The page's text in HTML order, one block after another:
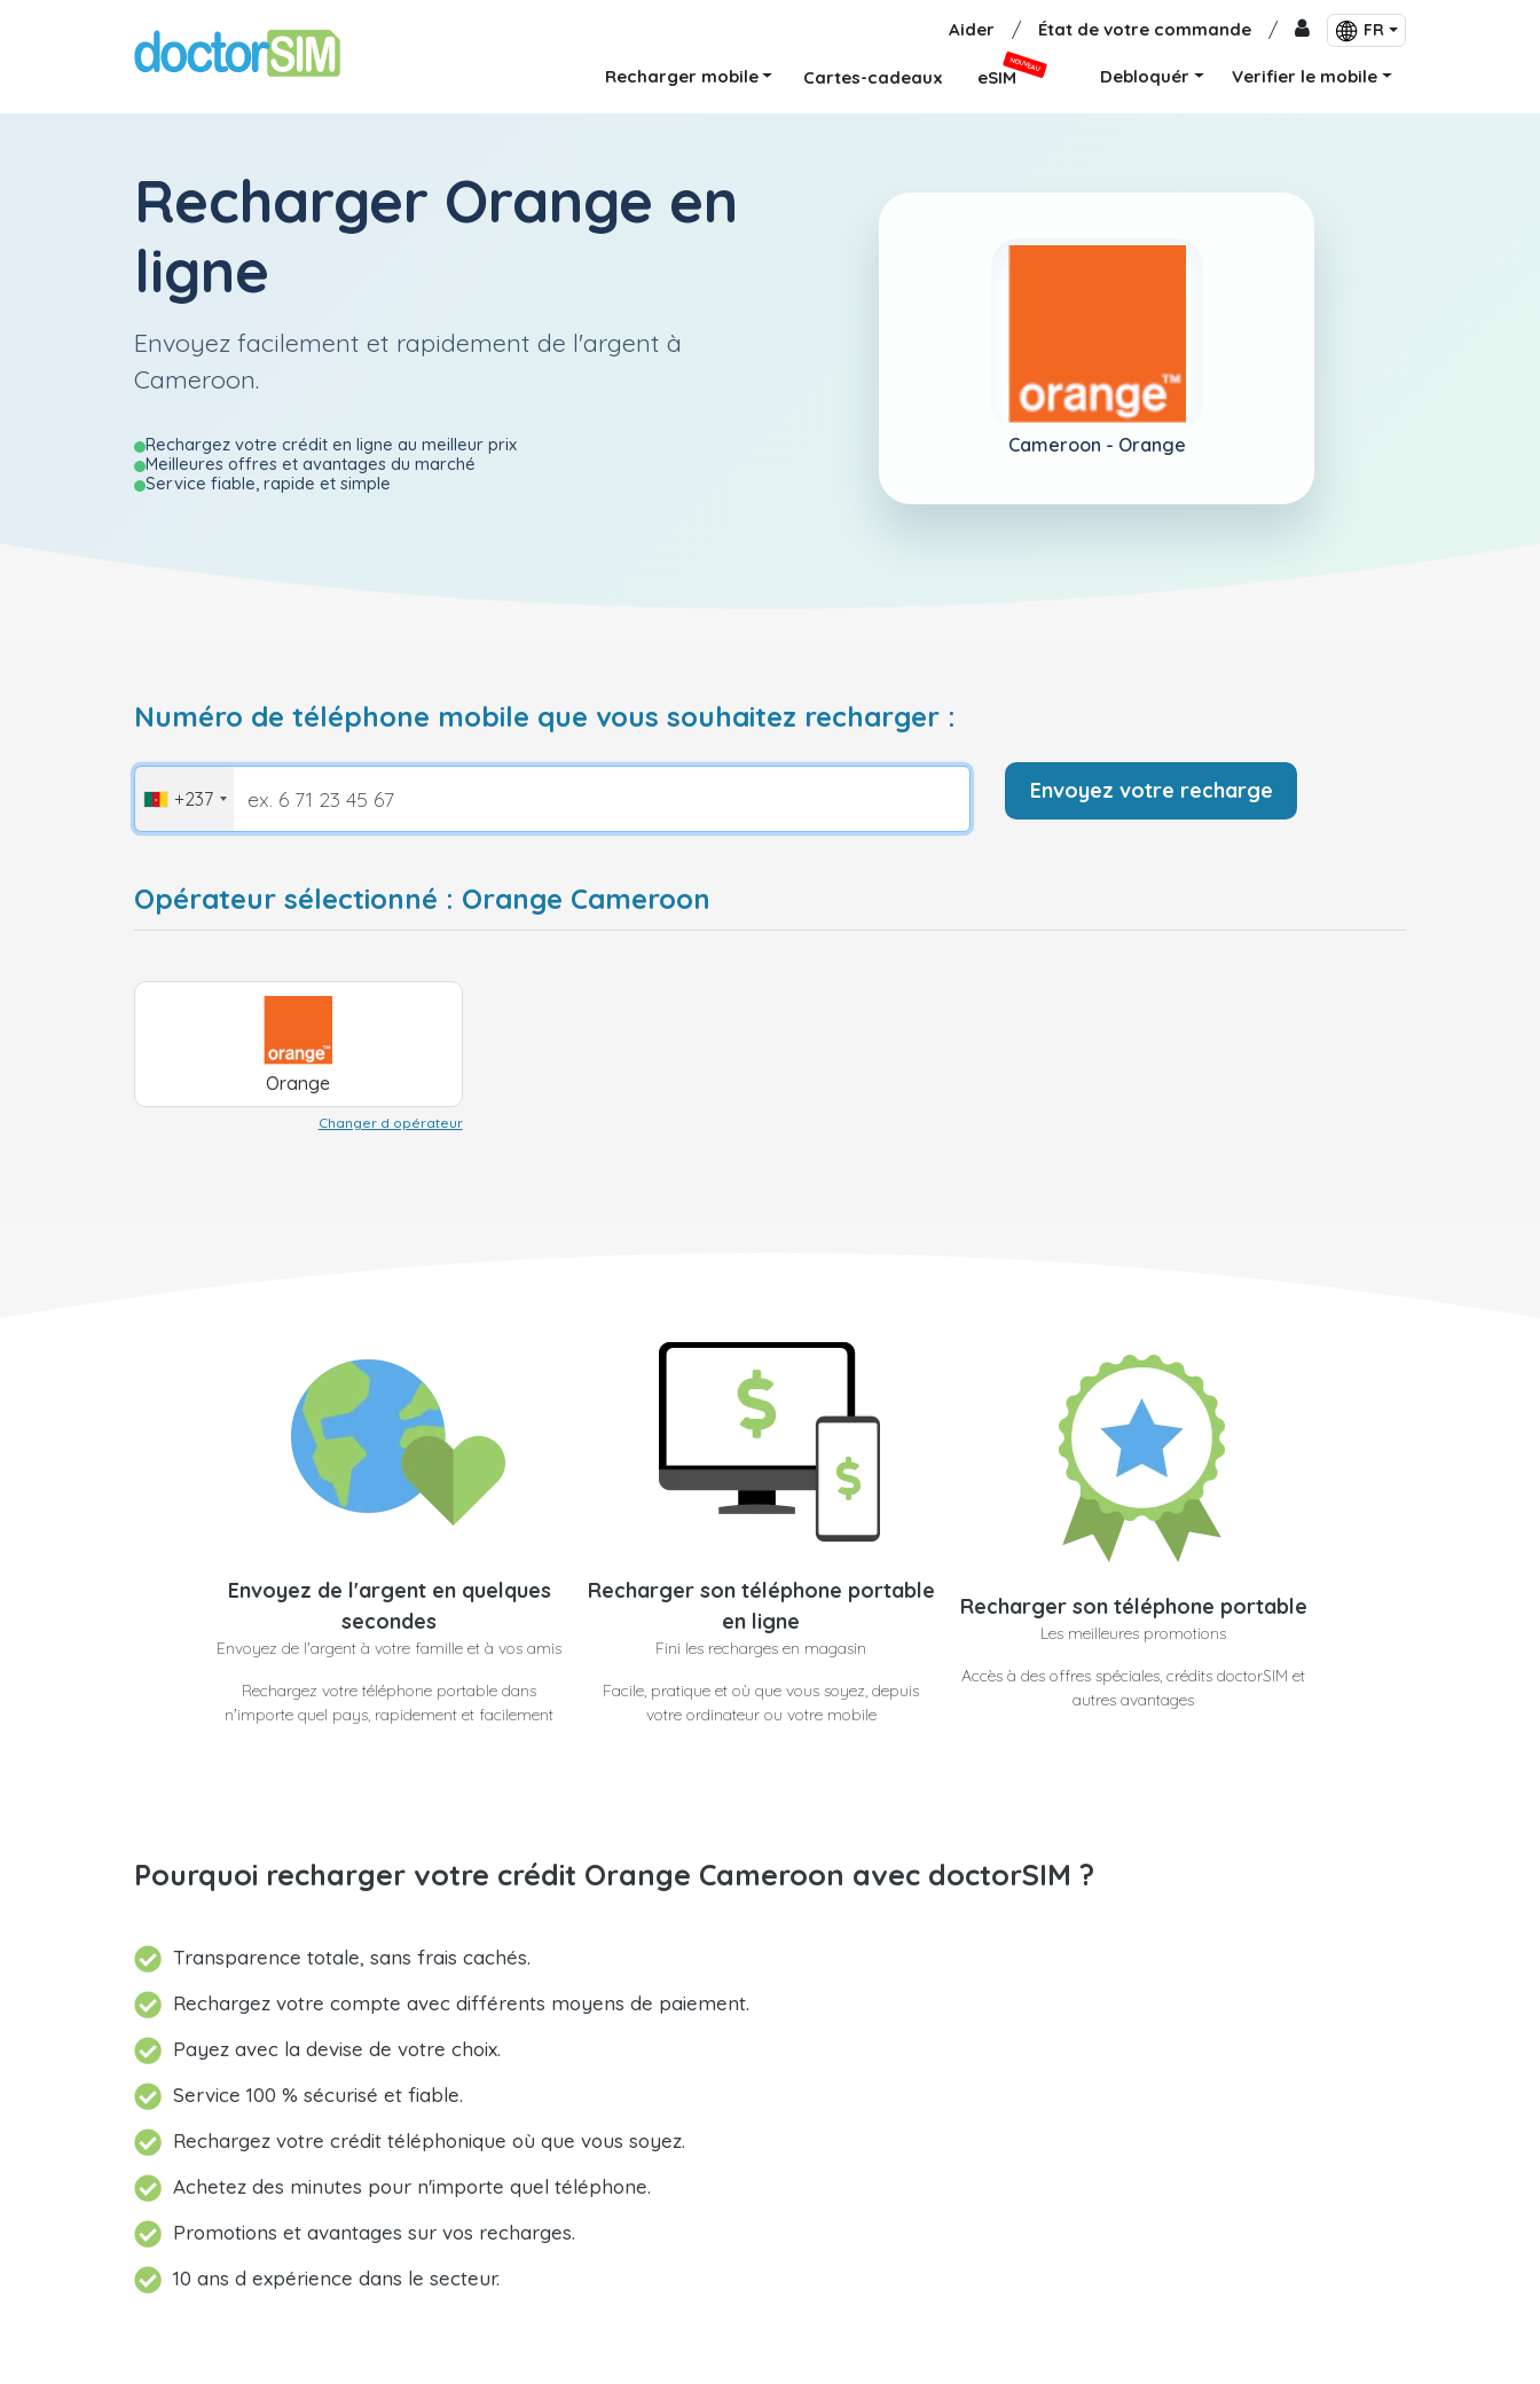
Aider / État de votre commande / FR
Recharger mobile Cartes-cadeaux eSIM
NOUVEAU
Debloquér Verifier le mobile
Recharger Orange en
ligne
Envoyez facilement et rapidement de l'argent à
Cameroon.
Rechargez votre crédit en ligne au meilleur prix
Meilleures offres et avantages du marché
Service fiable, rapide et simple
Cameroon - Orange
Numéro de téléphone mobile que vous souhaitez recharger :
+237 Envoyez votre recharge
Opérateur sélectionné : Orange Cameroon
Orange
Changer d opérateur
Envoyez de l'argent en quelques
secondes
Envoyez de l'argent à votre famille et à vos amis
Rechargez votre téléphone portable dans
n'importe quel pays, rapidement et facilement
Recharger son téléphone portable
en ligne
Fini les recharges en magasin
Facile, pratique et où que vous soyez, depuis
votre ordinateur ou votre mobile
Recharger son téléphone portable
Les meilleures promotions
Accès à des offres spéciales, crédits doctorSIM et
autres avantages
Pourquoi recharger votre crédit Orange Cameroon avec doctorSIM ?
Transparence totale, sans frais cachés.
Rechargez votre compte avec différents moyens de paiement.
Payez avec la devise de votre choix.
Service 100 % sécurisé et fiable.
Rechargez votre crédit téléphonique où que vous soyez.
Achetez des minutes pour n'importe quel téléphone.
Promotions et avantages sur vos recharges.
10 ans d expérience dans le secteur.